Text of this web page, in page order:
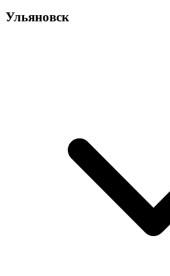
Ульяновск